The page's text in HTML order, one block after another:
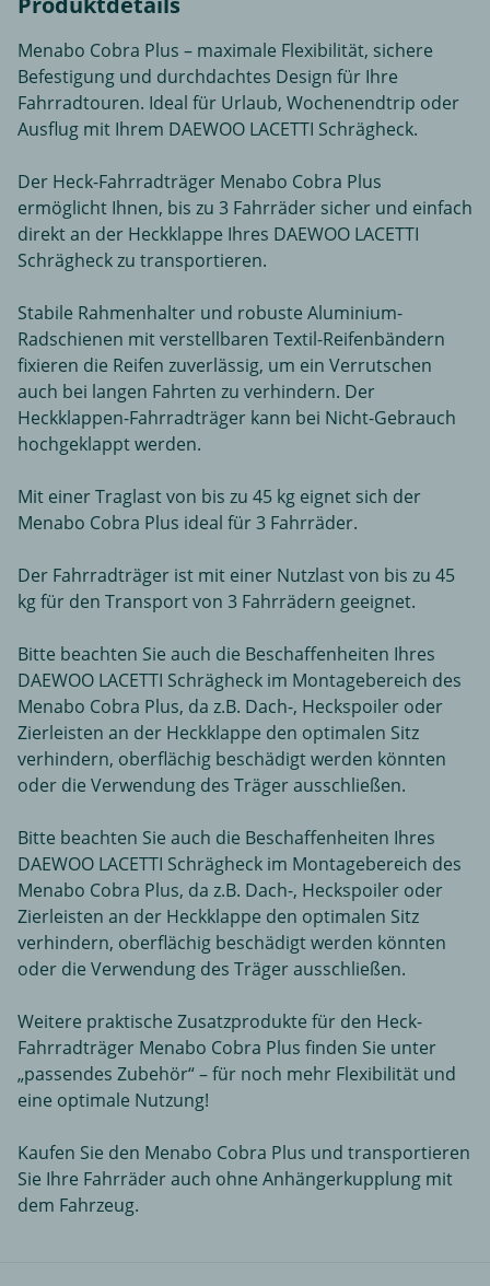
Menabo Cobra Plus – maximale Flexibilität, sichere
Befestigung und durchdachtes Design für Ihre
Fahrradtouren. Ideal für Urlaub, Wochenendtrip oder
Ausflug mit Ihrem DAEWOO LACETTI Schrägheck.
Der Heck-Fahrradträger Menabo Cobra Plus
ermöglicht Ihnen, bis zu 3 Fahrräder sicher und einfach
direkt an der Heckklappe Ihres DAEWOO LACETTI
Schrägheck zu transportieren.
Stabile Rahmenhalter und robuste Aluminium-
Radschienen mit verstellbaren Textil-Reifenbändern
fixieren die Reifen zuverlässig, um ein Verrutschen
auch bei langen Fahrten zu verhindern. Der
Heckklappen-Fahrradträger kann bei Nicht-Gebrauch
hochgeklappt werden.
Mit einer Traglast von bis zu 45 kg eignet sich der
Menabo Cobra Plus ideal für 3 Fahrräder.
Der Fahrradträger ist mit einer Nutzlast von bis zu 45
kg für den Transport von 3 Fahrrädern geeignet.
Bitte beachten Sie auch die Beschaffenheiten Ihres
DAEWOO LACETTI Schrägheck im Montagebereich des
Menabo Cobra Plus, da z.B. Dach-, Heckspoiler oder
Zierleisten an der Heckklappe den optimalen Sitz
verhindern, oberflächig beschädigt werden könnten
oder die Verwendung des Träger ausschließen.
Bitte beachten Sie auch die Beschaffenheiten Ihres
DAEWOO LACETTI Schrägheck im Montagebereich des
Menabo Cobra Plus, da z.B. Dach-, Heckspoiler oder
Zierleisten an der Heckklappe den optimalen Sitz
verhindern, oberflächig beschädigt werden könnten
oder die Verwendung des Träger ausschließen.
Weitere praktische Zusatzprodukte für den Heck-
Fahrradträger Menabo Cobra Plus finden Sie unter
„passendes Zubehör“ – für noch mehr Flexibilität und
eine optimale Nutzung!
Kaufen Sie den Menabo Cobra Plus und transportieren
Sie Ihre Fahrräder auch ohne Anhängerkupplung mit
dem Fahrzeug.